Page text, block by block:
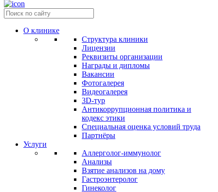
О клинике
Структура клиники
Лицензии
Реквизиты организации
Награды и дипломы
Вакансии
Фотогалерея
Видеогалерея
3D-тур
Антикоррупционная политика и
кодекс этики
Специальная оценка условий труда
Партнёры
Услуги
Аллерголог-иммунолог
Анализы
Взятие анализов на дому
Гастроэнтеролог
Гинеколог